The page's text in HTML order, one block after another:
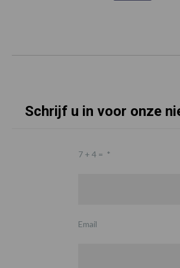
Schrijf u in voor onze
7 + 4 = *
Email